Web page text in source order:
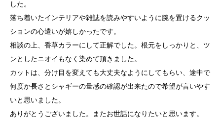
した。
落ち着いたインテリアや雑誌を読みやすいように腕を置けるクッ
ションの心遣いが嬉しかったです。
相談の上、香草カラーにして正解でした。根元をしっかりと、ツ
ンとしたニオイもなく染めて頂きました。
カットは、分け目を変えても大丈夫なようにしてもらい、途中で
何度か長さとシャギーの量感の確認が出来たので希望が言いやす
いと思いました。
ありがとうございました。またお世話になりたいと思います。